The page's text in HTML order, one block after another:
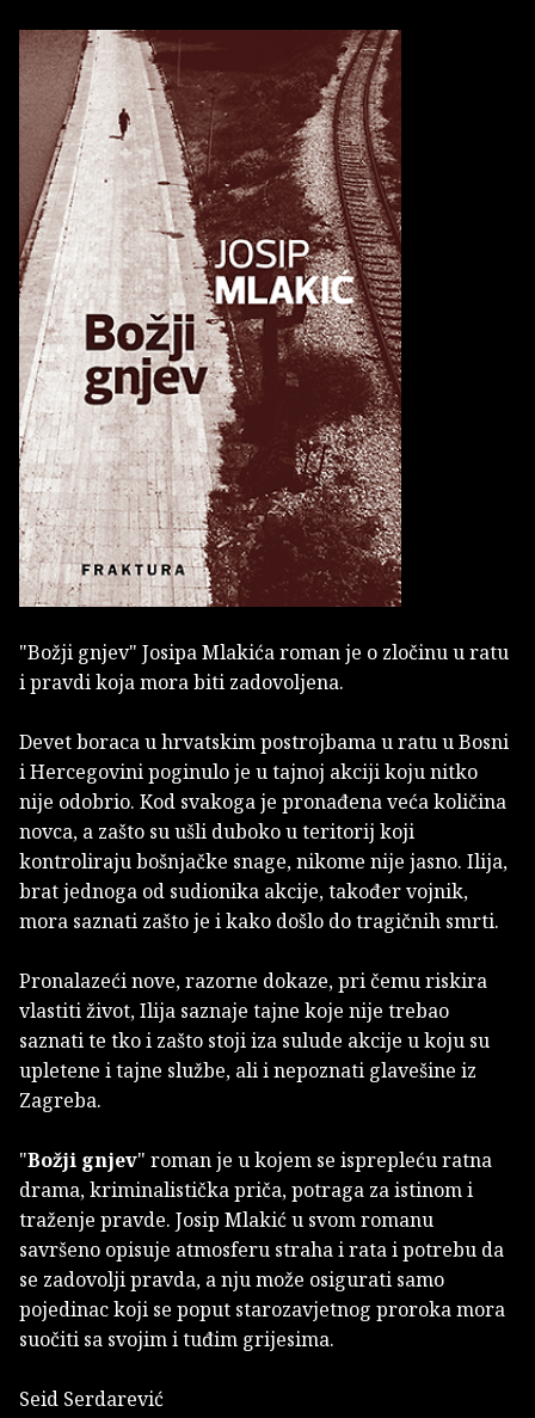
"Božji gnjev" Josipa Mlakića roman je o zločinu u ratu
i pravdi koja mora biti zadovoljena.
Devet boraca u hrvatskim postrojbama u ratu u Bosni
i Hercegovini poginulo je u tajnoj akciji koju nitko
nije odobrio. Kod svakoga je pronađena veća količina
novca, a zašto su ušli duboko u teritorij koji
kontroliraju bošnjačke snage, nikome nije jasno. Ilija,
brat jednoga od sudionika akcije, također vojnik,
mora saznati zašto je i kako došlo do tragičnih smrti.
Pronalazeći nove, razorne dokaze, pri čemu riskira
vlastiti život, Ilija saznaje tajne koje nije trebao
saznati te tko i zašto stoji iza sulude akcije u koju su
upletene i tajne službe, ali i nepoznati glavešine iz
Zagreba.
"Božji gnjev" roman je u kojem se isprepleću ratna
drama, kriminalistička priča, potraga za istinom i
traženje pravde. Josip Mlakić u svom romanu
savršeno opisuje atmosferu straha i rata i potrebu da
se zadovolji pravda, a nju može osigurati samo
pojedinac koji se poput starozavjetnog proroka mora
suočiti sa svojim i tuđim grijesima.
Seid Serdarević